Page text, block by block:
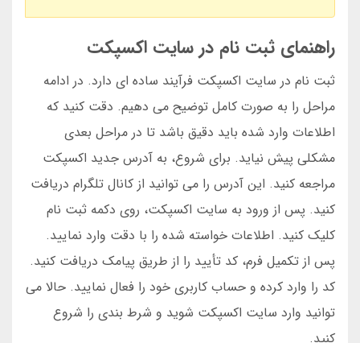
راهنمای ثبت نام در سایت اکسپکت
ثبت نام در سایت اکسپکت فرآیند ساده ای دارد. در ادامه
مراحل را به صورت کامل توضیح می دهیم. دقت کنید که
اطلاعات وارد شده باید دقیق باشد تا در مراحل بعدی
مشکلی پیش نیاید. برای شروع، به آدرس جدید اکسپکت
مراجعه کنید. این آدرس را می توانید از کانال تلگرام دریافت
کنید. پس از ورود به سایت اکسپکت، روی دکمه ثبت نام
کلیک کنید. اطلاعات خواسته شده را با دقت وارد نمایید.
پس از تکمیل فرم، کد تأیید را از طریق پیامک دریافت کنید.
کد را وارد کرده و حساب کاربری خود را فعال نمایید. حالا می
توانید وارد سایت اکسپکت شوید و شرط بندی را شروع
کنید.